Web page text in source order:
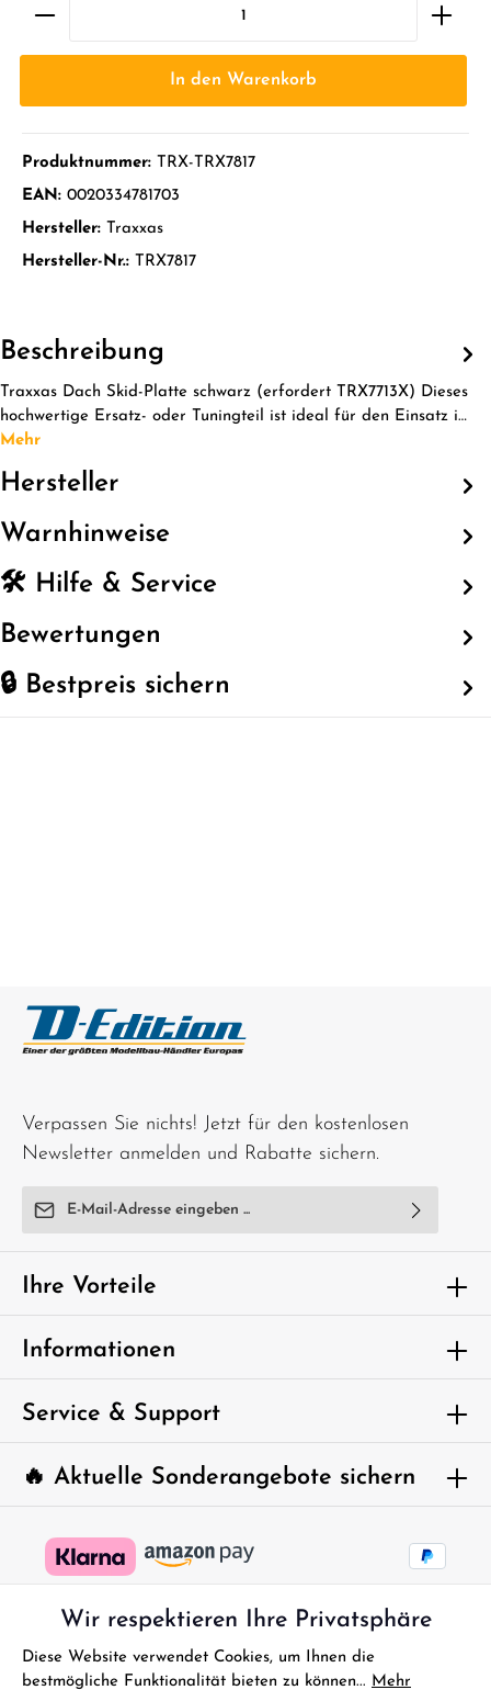
In den Warenkorb
Produktnummer: TRX-TRX7817
EAN: 0020334781703
Hersteller: Traxxas
Hersteller-Nr.: TRX7817
Beschreibung
Traxxas Dach Skid-Platte schwarz (erfordert TRX7713X) Dieses
hochwertige Ersatz- oder Tuningteil ist ideal für den Einsatz i…
Mehr
Hersteller
Warnhinweise
🛠️ Hilfe & Service
Bewertungen
🔒 Bestpreis sichern
Verpassen Sie nichts! Jetzt für den kostenlosen
Newsletter anmelden und Rabatte sichern.
E-Mail-Adresse*
Ich habe dieDatenschutzbestimmungenzur Kenntnis
genommen und die
einverstanden.
Um weiterzugehen, geben Sie die oben
abgebildeten Zeichen ein*
🔥 Aktuelle Sonderangebote sichern
Ihre Vorteile
Informationen
Service & Support
Wir respektieren Ihre Privatsphäre
Diese Website verwendet Cookies, um Ihnen die
bestmögliche Funktionalität bieten zu können... Mehr